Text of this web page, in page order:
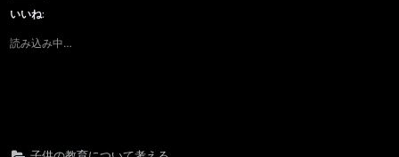
いいね:
読み込み中…